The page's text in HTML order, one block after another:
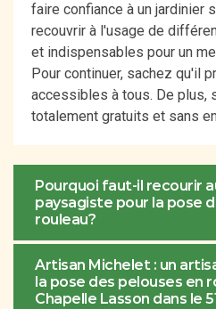
faire confiance à un jardinier
recouvrir à l'usage de
et indispensables pour un
Pour continuer, sachez qu'il
accessibles à tous. De plus,
totalement gratuits et sans
Pourquoi faut-il recourir
paysagiste pour la pose
rouleau?
Artisan Michelet : un
la pose des pelouses en
Chapelle Lasson dans le